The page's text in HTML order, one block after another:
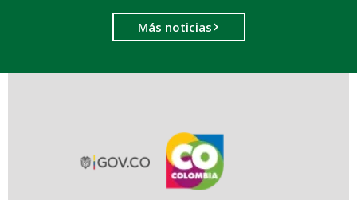
Más noticias